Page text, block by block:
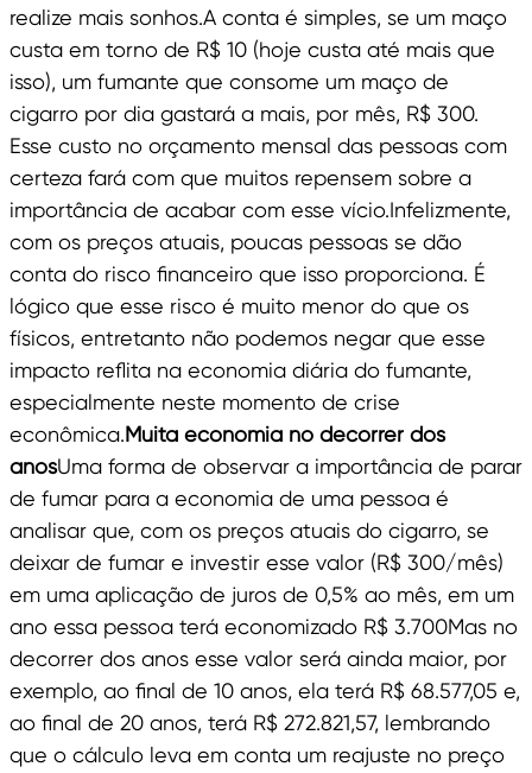
realize mais sonhos.A conta é simples, se um maço
custa em torno de R$ 10 (hoje custa até mais que
isso), um fumante que consome um maço de
cigarro por dia gastará a mais, por mês, R$ 300.
Esse custo no orçamento mensal das pessoas com
certeza fará com que muitos repensem sobre a
importância de acabar com esse vício.Infelizmente,
com os preços atuais, poucas pessoas se dão
conta do risco financeiro que isso proporciona. É
lógico que esse risco é muito menor do que os
físicos, entretanto não podemos negar que esse
impacto reflita na economia diária do fumante,
especialmente neste momento de crise
econômica.Muita economia no decorrer dos
anosUma forma de observar a importância de parar
de fumar para a economia de uma pessoa é
analisar que, com os preços atuais do cigarro, se
deixar de fumar e investir esse valor (R$ 300/mês)
em uma aplicação de juros de 0,5% ao mês, em um
ano essa pessoa terá economizado R$ 3.700Mas no
decorrer dos anos esse valor será ainda maior, por
exemplo, ao final de 10 anos, ela terá R$ 68.577,05 e,
ao final de 20 anos, terá R$ 272.821,57, lembrando
que o cálculo leva em conta um reajuste no preço